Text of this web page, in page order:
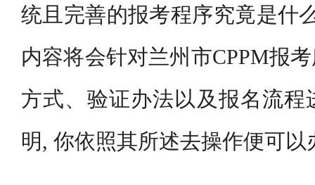
统且完善的报考程序究竟是什
内容将会针对兰州市CPPM报
方式、验证办法以及报名流程
明, 你依照其所述去操作便可以